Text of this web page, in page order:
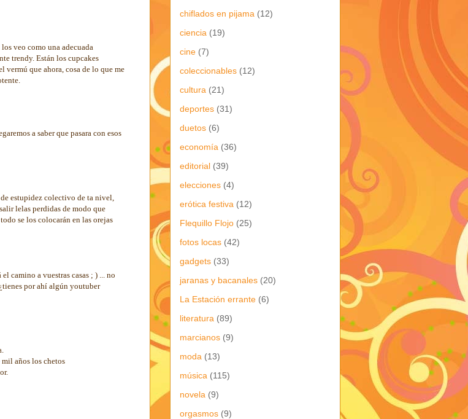
veo como una adecuada
trendy. Están los cupcakes
que ahora, cosa de lo que me
a saber que pasara con esos
estupidez colectivo de ta nivel,
lelas perdidas de modo que
se los colocarán en las orejas
camino a vuestras casas ; ) ... no
por ahí algún youtuber
años los chetos
chiflados en pijama (12)
ciencia (19)
cine (7)
coleccionables (12)
cultura (21)
deportes (31)
duetos (6)
economía (36)
editorial (39)
elecciones (4)
erótica festiva (12)
Flequillo Flojo (25)
fotos locas (42)
gadgets (33)
jaranas y bacanales (20)
La Estación errante (6)
literatura (89)
marcianos (9)
moda (13)
música (115)
novela (9)
orgasmos (9)